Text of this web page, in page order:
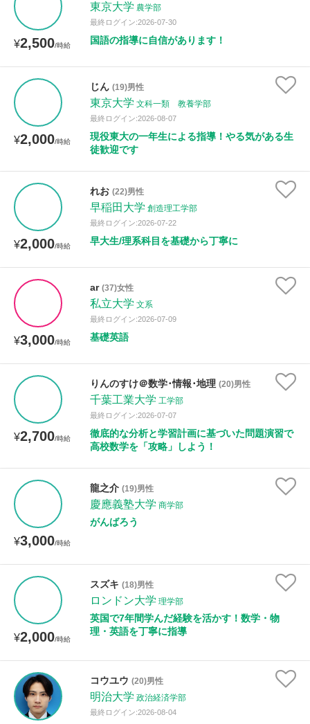
¥2,500/時給
東京大学 農学部
最終ログイン:2026-07-30
国語の指導に自信があります！
¥2,000/時給
じん (19)男性
東京大学 文科一類 教養学部
最終ログイン:2026-08-07
現役東大の一年生による指導！やる気がある生
徒歓迎です
¥2,000/時給
れお (22)男性
早稲田大学 創造理工学部
最終ログイン:2026-07-22
早大生/理系科目を基礎から丁寧に
¥3,000/時給
ar (37)女性
私立大学 文系
最終ログイン:2026-07-09
基礎英語
¥2,700/時給
りんのすけ＠数学･情報･地理 (20)男性
千葉工業大学 工学部
最終ログイン:2026-07-07
徹底的な分析と学習計画に基づいた問題演習で
高校数学を「攻略」しよう！
¥3,000/時給
龍之介 (19)男性
慶應義塾大学 商学部
がんばろう
¥2,000/時給
スズキ (18)男性
ロンドン大学 理学部
英国で7年間学んだ経験を活かす！数学・物
理・英語を丁寧に指導
コウユウ (20)男性
明治大学 政治経済学部
最終ログイン:2026-08-04